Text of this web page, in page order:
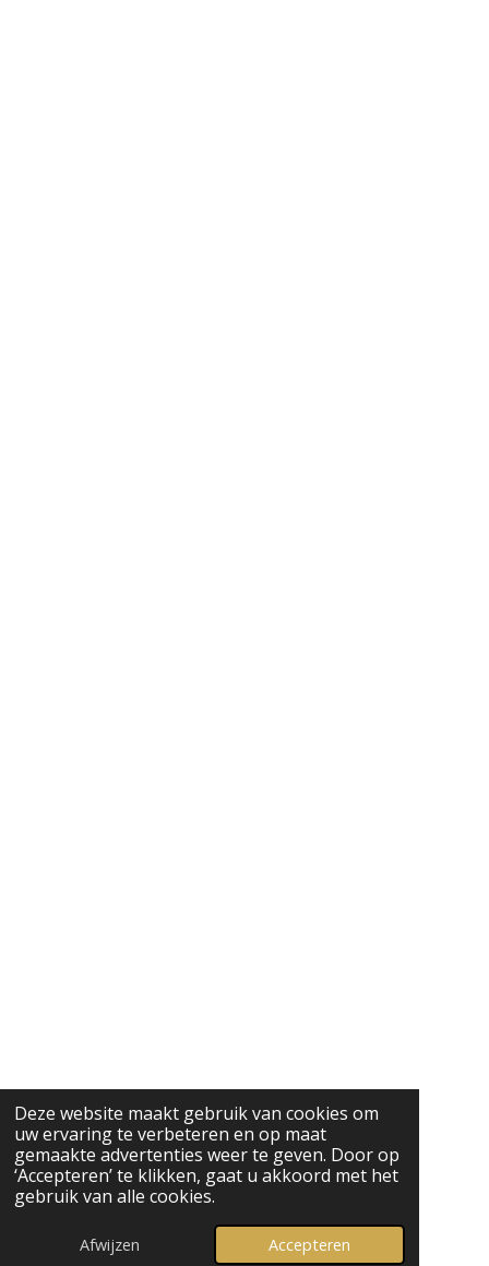
Deze website maakt gebruik van cookies om
uw ervaring te verbeteren en op maat
gemaakte advertenties weer te geven. Door op
‘Accepteren’ te klikken, gaat u akkoord met het
gebruik van alle cookies.
Afwijzen Accepteren